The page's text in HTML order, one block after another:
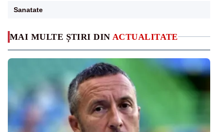
MAI MULTE ȘTIRI DIN ACTUALITATE
Sanatate